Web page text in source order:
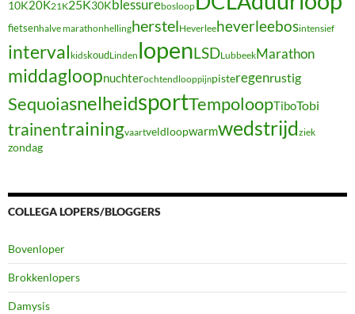
10K20K21K25K30Kblessurebosloop
fietsenhalve marathon hellingherstelHeverleeheverleebosintensief
interval kidskoudLinden lopenLSDLubbeekMarathon
middagloopnuchterochtendlooppijnpisteregenrustig
SequoiasnelheidsportTempoloopTiboTobi
trainentrainingvaartveldloopwarmwedstrijdziek
zondag
COLLEGA LOPERS/BLOGGERS
Bovenloper
Brokkenlopers
Damysis